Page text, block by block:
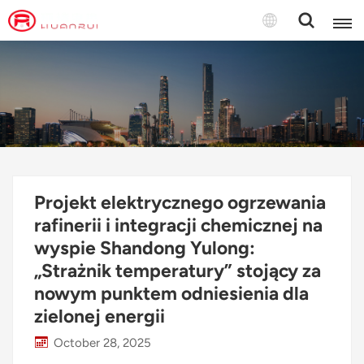
Polski
English
français
русский
italiano
español
Projekt elektrycznego ogrzewania
rafinerii i integracji chemicznej na
wyspie Shandong Yulong:
„Strażnik temperatury” stojący za
nowym punktem odniesienia dla
zielonej energii
October 28, 2025